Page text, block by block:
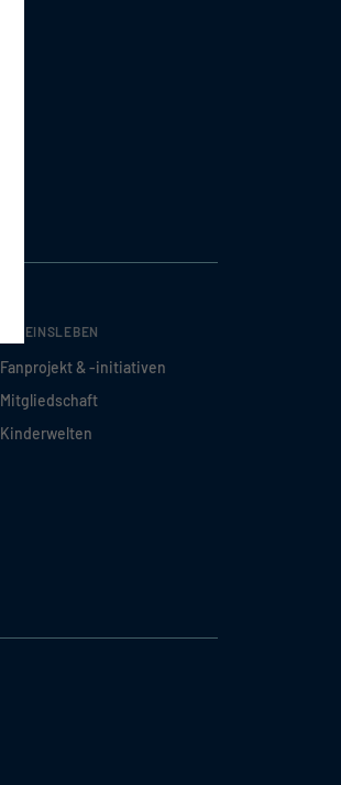
VEREINSLEBEN
Fanprojekt & -initiativen
Mitgliedschaft
Kinderwelten